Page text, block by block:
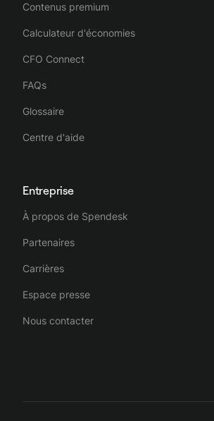
Contenus premium
Calculateur d'économies
CFO Connect
FAQs
Glossaire
Centre d'aide
Entreprise
À propos de Spendesk
Partenaires
Carrières
Espace presse
Nous contacter